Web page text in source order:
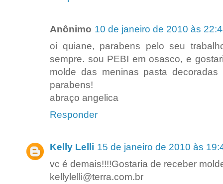
Anônimo 10 de janeiro de 2010 às
oi quiane, parabens pelo seu
sempre. sou PEBI em osasco, e
molde das meninas pasta
parabens!
abraço angelica
Responder
Kelly Lelli 15 de janeiro de 2010 às
vc é demais!!!!Gostaria de receber
kellylelli@terra.com.br